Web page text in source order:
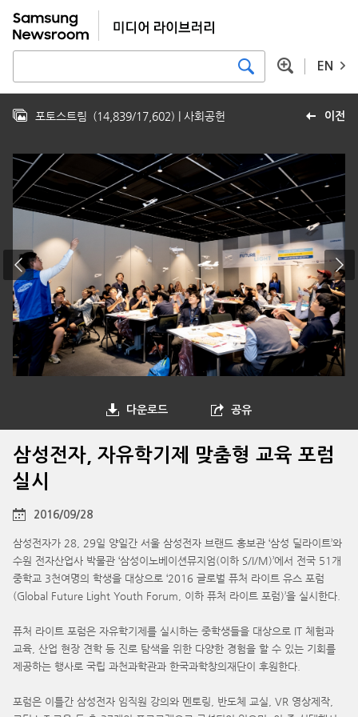
EN
이전
포토스트림 (14,839/17,602) | 사회공헌
다운로드 공유
삼성전자, 자유학기제 맞춤형 교육 포럼
실시
2016/09/28
삼성전자가 28, 29일 양일간 서울 삼성전자 브랜드 홍보관 ‘삼성 딜라이트’와
수원 전자산업사 박물관 ‘삼성이노베이션뮤지엄(이하 S/I/M)’에서 전국 51개
중학교 3천여명의 학생을 대상으로 ‘2016 글로벌 퓨처 라이트 유스 포럼
(Global Future Light Youth Forum, 이하 퓨처 라이트 포럼)’을 실시한다.
퓨처 라이트 포럼은 자유학기제를 실시하는 중학생들을 대상으로 IT 체험과
교육, 산업 현장 견학 등 진로 탐색을 위한 다양한 경험을 할 수 있는 기회를
제공하는 행사로 국립 과천과학관과 한국과학창의재단이 후원한다.
포럼은 이틀간 삼성전자 임직원 강의와 멘토링, 반도체 교실, VR 영상제작,